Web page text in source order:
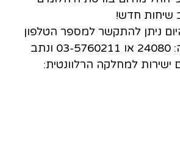
שיחות חדש!
ניתן להתקשר למספר הטלפון
הראשי של הבורסה: 24080 או 03-5760211 ונתב
למחלקה הרלוונטית: